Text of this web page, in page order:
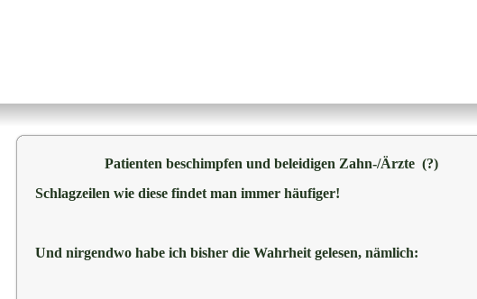
Patienten beschimpfen und beleidigen Zahn-/Ärzte (?)
Schlagzeilen wie diese findet man immer häufiger!
Und nirgendwo habe ich bisher die Wahrheit gelesen, nämlich: